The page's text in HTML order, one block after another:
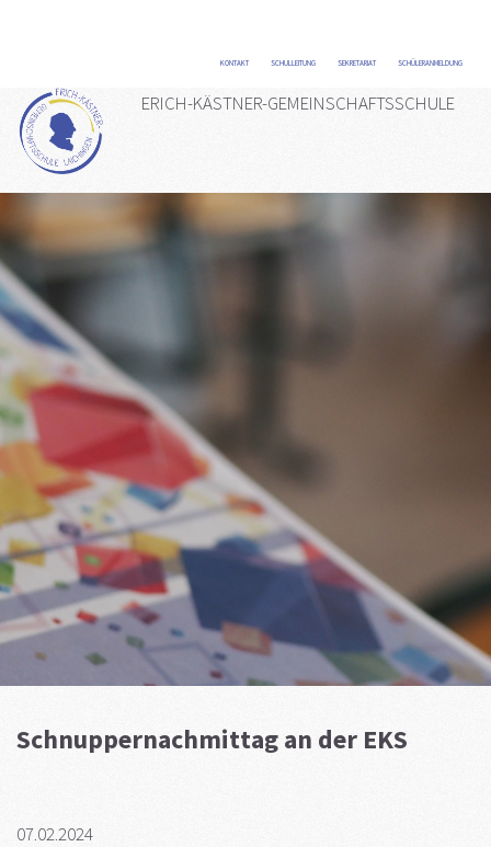
KONTAKT SCHULLEITUNG SEKRETARIAT SCHÜLERANMELDUNG
ERICH-KÄSTNER-GEMEINSCHAFTSSCHULE
Schnuppernachmittag an der EKS
07.02.2024